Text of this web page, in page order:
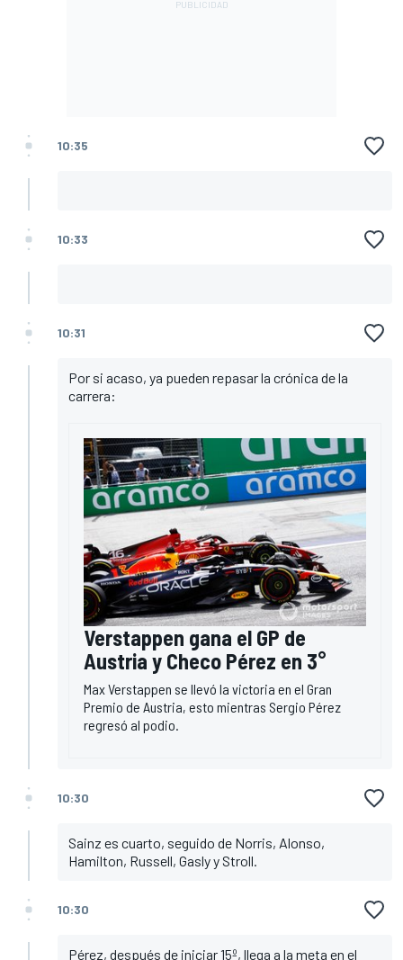
10:35
10:33
10:31
Por si acaso, ya pueden repasar la crónica de la
carrera:
Verstappen gana el GP de
Austria y Checo Pérez en 3°
Max Verstappen se llevó la victoria en el Gran
Premio de Austria, esto mientras Sergio Pérez
regresó al podio.
10:30
Sainz es cuarto, seguido de Norris, Alonso,
Hamilton, Russell, Gasly y Stroll.
10:30
Pérez, después de iniciar 15º, llega a la meta en el